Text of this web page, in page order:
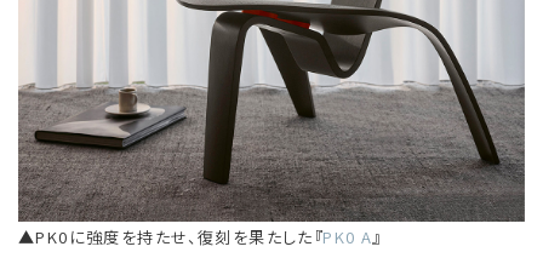
▲PK0に強度を持たせ、復刻を果たした『PK0 A 』